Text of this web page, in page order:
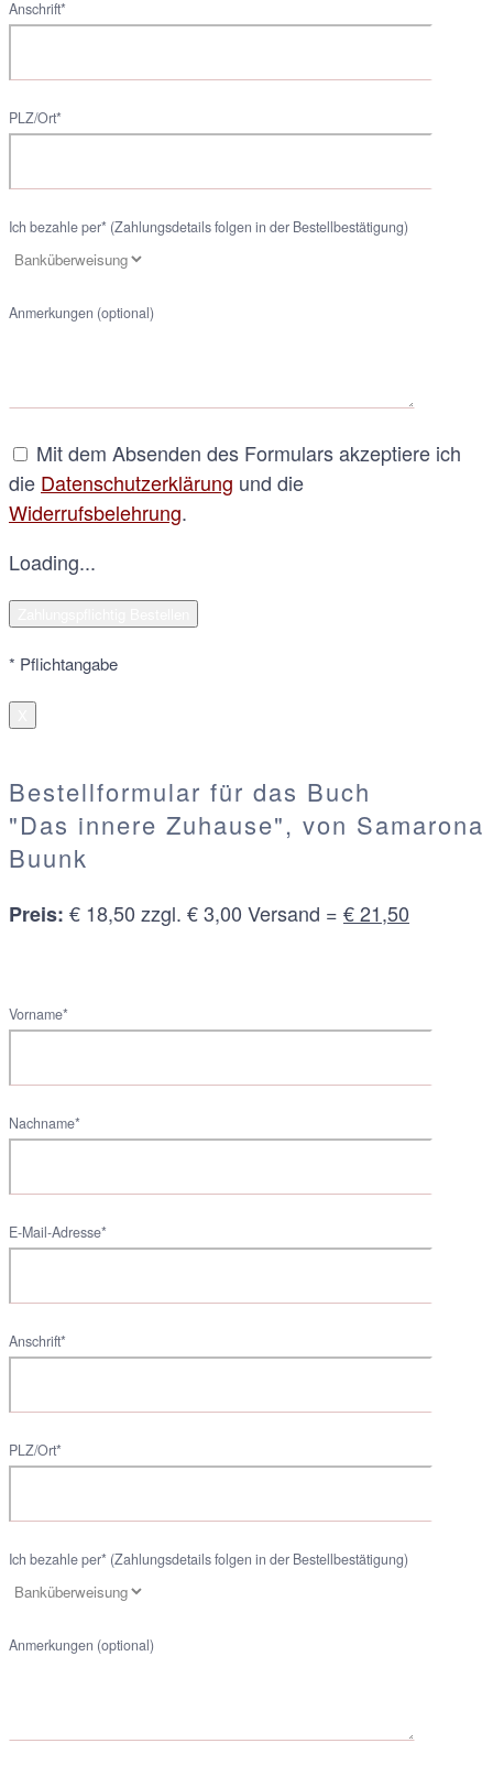
Anschrift*
PLZ/Ort*
Ich bezahle per* (Zahlungsdetails folgen in der Bestellbestätigung)
Anmerkungen (optional)
Mit dem Absenden des Formulars akzeptiere ich
die Datenschutzerklärung und die
Widerrufsbelehrung.
Loading...
* Pflichtangabe
Bestellformular für das Buch
"Das innere Zuhause", von Samarona
Buunk
Preis: € 18,50 zzgl. € 3,00 Versand = € 21,50
Vorname*
Nachname*
E-Mail-Adresse*
Anschrift*
PLZ/Ort*
Ich bezahle per* (Zahlungsdetails folgen in der Bestellbestätigung)
Anmerkungen (optional)